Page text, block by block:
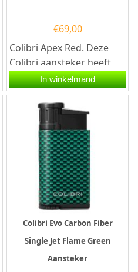
€69,00
Colibri Apex Red. Deze
Colibri aansteker heeft
1 stormvlammen en een
electronische
ontsteking....
In winkelmand
Colibri Evo Carbon Fiber
Single Jet Flame Green
Aansteker